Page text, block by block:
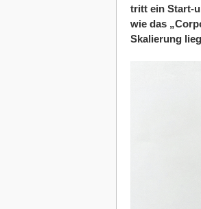
tritt ein Start-
wie das
Skalierung